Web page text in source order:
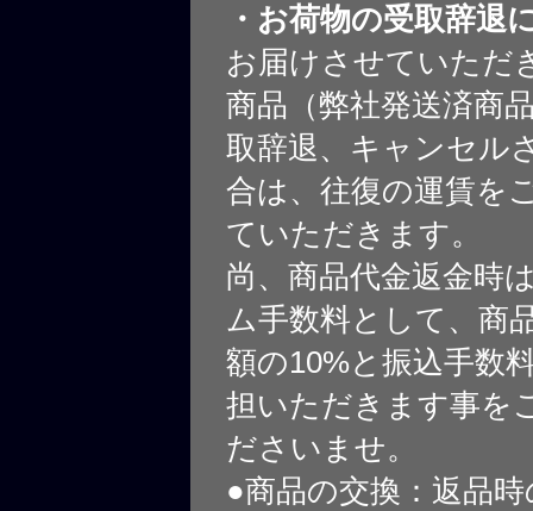
・お荷物の受取辞退
お届けさせていただ
商品（弊社発送済商
取辞退、キャンセル
合は、往復の運賃を
ていただきます。
尚、商品代金返金時
ム手数料として、商
額の10%と振込手数
担いただきます事を
ださいませ。
●商品の交換：返品